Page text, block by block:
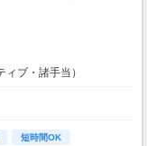
ブ・諸手当）
短時間OK